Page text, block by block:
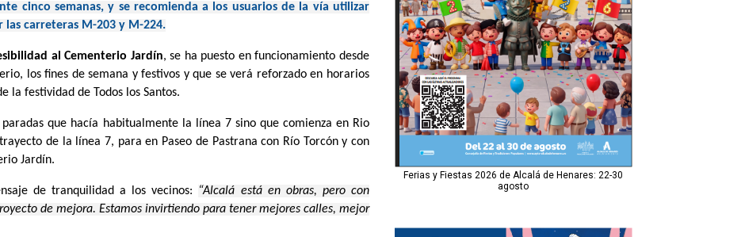
cinco semanas, y se recomienda a los usuarios de la vía utilizar
carreteras M-203 y M-224.
al Cementerio Jardín, se ha puesto en funcionamiento desde
los fines de semana y festivos y que se verá reforzado en horarios
la festividad de Todos los Santos.
que hacía habitualmente la línea 7 sino que comienza en Rio
de la línea 7, para en Paseo de Pastrana con Río Torcón y con
Jardín.
de tranquilidad a los vecinos: “Alcalá está en obras, pero con
de mejora. Estamos invirtiendo para tener mejores calles, mejor
Ferias y Fiestas 2026 de Alcalá de Henares: 22-30
agosto